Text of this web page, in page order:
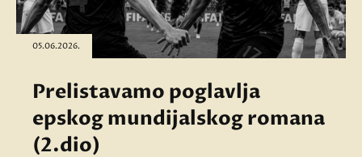
05.06.2026.
Prelistavamo poglavlja
epskog mundijalskog romana
(2.dio)